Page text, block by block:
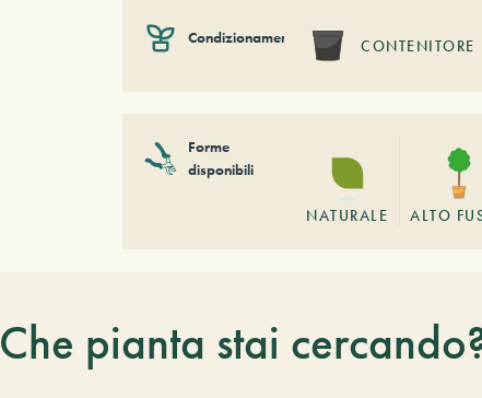
Condizionamento CONTENITORE
Forme
disponibili
NATURALE ALTO
Che pianta stai